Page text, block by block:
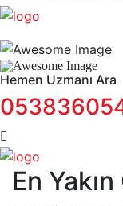
Hemen Uzmanı Ara
En